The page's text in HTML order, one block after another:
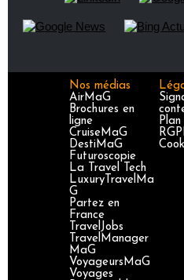
Nos médias
AirMaG
Brochures en
ligne
CruiseMaG
DestiMaG
Futuroscopie
La Travel Tech
LuxuryTravelMa
G
Partez en
France
TravelJobs
TravelManager
MaG
VoyageursMaG
Voyages